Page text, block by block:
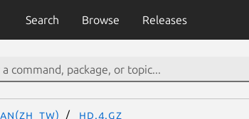
Search Browse Releases
hd.4.gz